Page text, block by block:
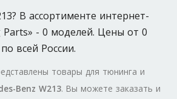
В ассортименте интернет-
Parts» - 0 моделей. Цены от 0
всей России.
товары для тюнинга и
Benz W213. Вы можете заказать и